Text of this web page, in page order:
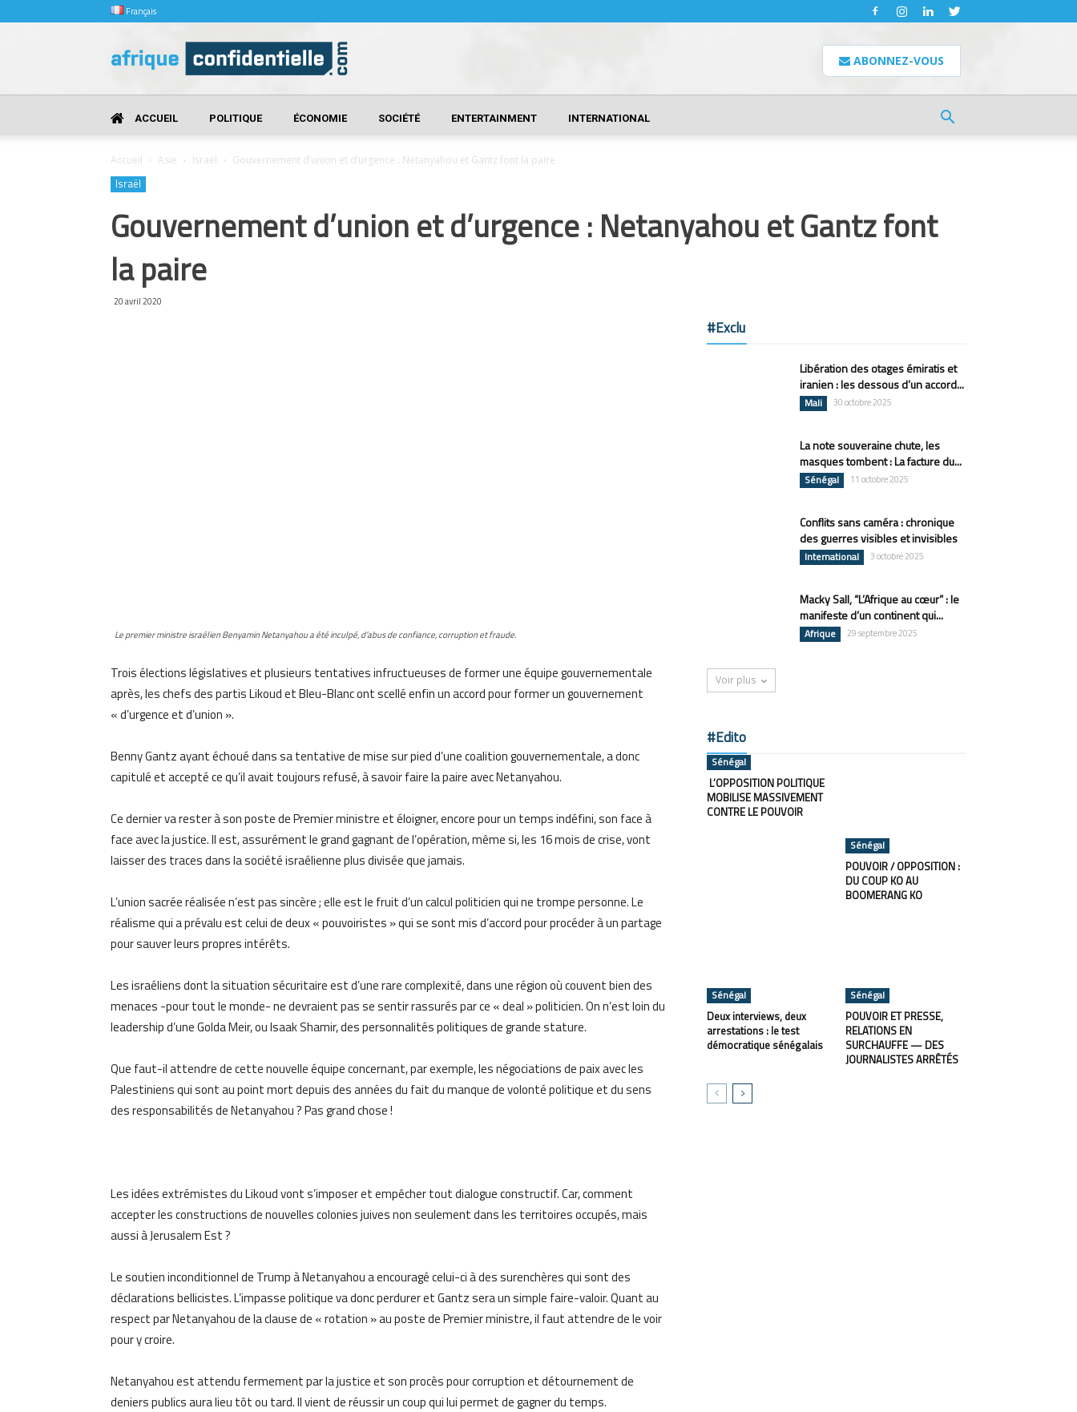
Français
Confidentielle
ABONNEZ-VOUS
ACCUEIL POLITIQUE ÉCONOMIE SOCIÉTÉ ENTERTAINMENT INTERNATIONAL
Accueil Asie Israël Gouvernement d’union et d’urgence : Netanyahou et Gantz font la paire
Israël
Gouvernement d’union et d’urgence : Netanyahou et Gantz font
la paire
20 avril 2020
Le premier ministre israélien Benyamin Netanyahou a été inculpé, d’abus de confiance, corruption et fraude.
Trois élections législatives et plusieurs tentatives infructueuses de former une équipe gouvernementale
après, les chefs des partis Likoud et Bleu-Blanc ont scellé enfin un accord pour former un gouvernement
« d’urgence et d’union ».
Benny Gantz ayant échoué dans sa tentative de mise sur pied d’une coalition gouvernementale, a donc
capitulé et accepté ce qu’il avait toujours refusé, à savoir faire la paire avec Netanyahou.
Ce dernier va rester à son poste de Premier ministre et éloigner, encore pour un temps indéfini, son face à
face avec la justice. Il est, assurément le grand gagnant de l’opération, même si, les 16 mois de crise, vont
laisser des traces dans la société israélienne plus divisée que jamais.
L’union sacrée réalisée n’est pas sincère ; elle est le fruit d’un calcul politicien qui ne trompe personne. Le
réalisme qui a prévalu est celui de deux « pouvoiristes » qui se sont mis d’accord pour procéder à un partage
pour sauver leurs propres intérêts.
Les israéliens dont la situation sécuritaire est d’une rare complexité, dans une région où couvent bien des
menaces -pour tout le monde- ne devraient pas se sentir rassurés par ce « deal » politicien. On n’est loin du
leadership d’une Golda Meir, ou Isaak Shamir, des personnalités politiques de grande stature.
Que faut-il attendre de cette nouvelle équipe concernant, par exemple, les négociations de paix avec les
Palestiniens qui sont au point mort depuis des années du fait du manque de volonté politique et du sens
des responsabilités de Netanyahou ? Pas grand chose !
Les idées extrémistes du Likoud vont s’imposer et empêcher tout dialogue constructif. Car, comment
accepter les constructions de nouvelles colonies juives non seulement dans les territoires occupés, mais
aussi à Jerusalem Est ?
Le soutien inconditionnel de Trump à Netanyahou a encouragé celui-ci à des surenchères qui sont des
déclarations bellicistes. L’impasse politique va donc perdurer et Gantz sera un simple faire-valoir. Quant au
respect par Netanyahou de la clause de « rotation » au poste de Premier ministre, il faut attendre de le voir
pour y croire.
Netanyahou est attendu fermement par la justice et son procès pour corruption et détournement de
deniers publics aura lieu tôt ou tard. Il vient de réussir un coup qui lui permet de gagner du temps.
#Exclu
Libération des otages émiratis et
iranien : les dessous d’un accord...
Mali 30 octobre 2025
La note souveraine chute, les
masques tombent : La facture du...
Sénégal 11 octobre 2025
Conflits sans caméra : chronique
des guerres visibles et invisibles
International 3 octobre 2025
Macky Sall, “L’Afrique au cœur” : le
manifeste d’un continent qui...
Afrique 29 septembre 2025
Voir plus
#Edito
Sénégal
L’OPPOSITION POLITIQUE
MOBILISE MASSIVEMENT
CONTRE LE POUVOIR
Sénégal
POUVOIR / OPPOSITION :
DU COUP KO AU
BOOMERANG KO
Sénégal
Deux interviews, deux
arrestations : le test
démocratique sénégalais
Sénégal
POUVOIR ET PRESSE,
RELATIONS EN
SURCHAUFFE — DES
JOURNALISTES ARRÊTÉS